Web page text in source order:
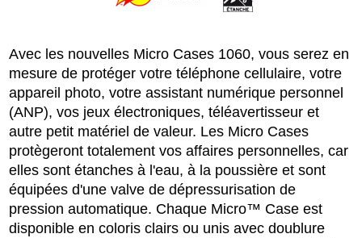
Avec les nouvelles Micro Cases 1060, vous serez en
mesure de protéger votre téléphone cellulaire, votre
appareil photo, votre assistant numérique personnel
(ANP), vos jeux électroniques, téléavertisseur et
autre petit matériel de valeur. Les Micro Cases
protègeront totalement vos affaires personnelles, car
elles sont étanches à l'eau, à la poussière et sont
équipées d'une valve de dépressurisation de
pression automatique. Chaque Micro™ Case est
disponible en coloris clairs ou unis avec doublure